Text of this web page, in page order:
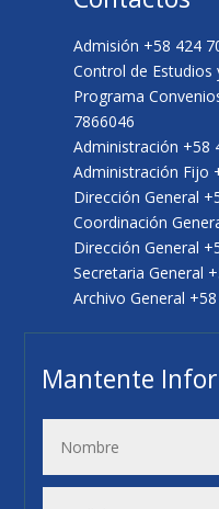
Admisión +58 424
Control de
Programa
7866046
Administración +58
Administración Fijo
Dirección General
Coordinación
Dirección General
Secretaria General
Archivo General
Mantente